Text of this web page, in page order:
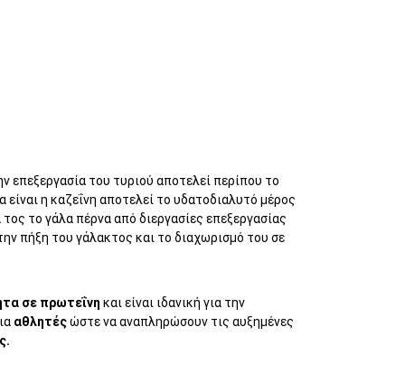
επεξεργασία του τυριού αποτελεί περίπου το
η καζεΐνη αποτελεί το υδατοδιαλυτό μέρος
το γάλα πέρνα από διεργασίες επεξεργασίας
πήξη του γάλακτος και το διαχωρισμό του σε
σε πρωτεΐνη και είναι ιδανική για την
αθλητέςώστε να αναπληρώσουν τις αυξημένες